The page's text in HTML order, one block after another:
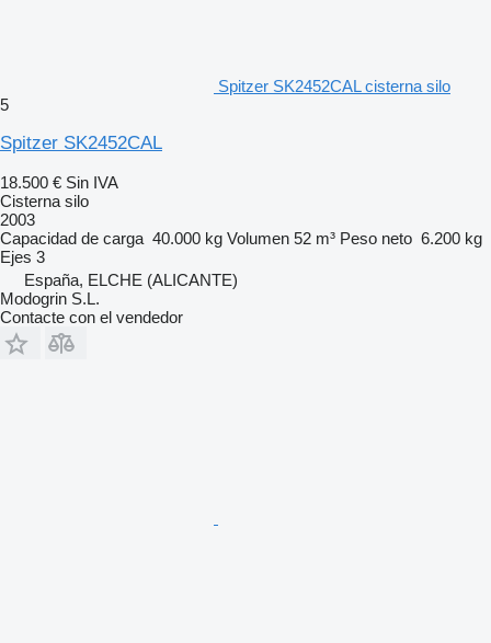
Spitzer SK2452CAL cisterna silo
5
Spitzer SK2452CAL
18.500 € Sin IVA
Cisterna silo
2003
Capacidad de carga 40.000 kg Volumen 52 m³ Peso neto 6.200 kg
Ejes 3
España, ELCHE (ALICANTE)
Modogrin S.L.
Contacte con el vendedor